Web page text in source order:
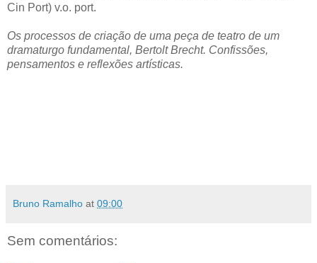
Cin Port) v.o. port.
Os processos de criação de uma peça de teatro de um
dramaturgo fundamental, Bertolt Brecht. Confissões,
pensamentos e reflexões artísticas.
Bruno Ramalho at 09:00
Sem comentários: